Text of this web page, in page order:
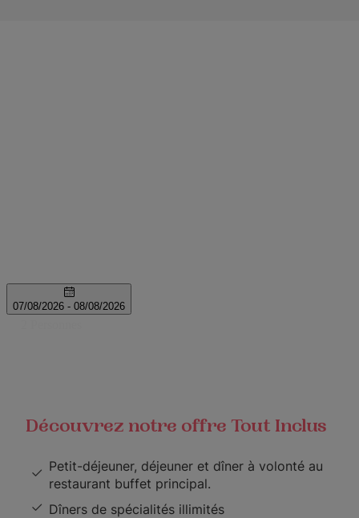
Découvrez notre offre Tout Inclus
Petit-déjeuner, déjeuner et dîner à volonté au
restaurant buffet principal.
Dîners de spécialités illimités